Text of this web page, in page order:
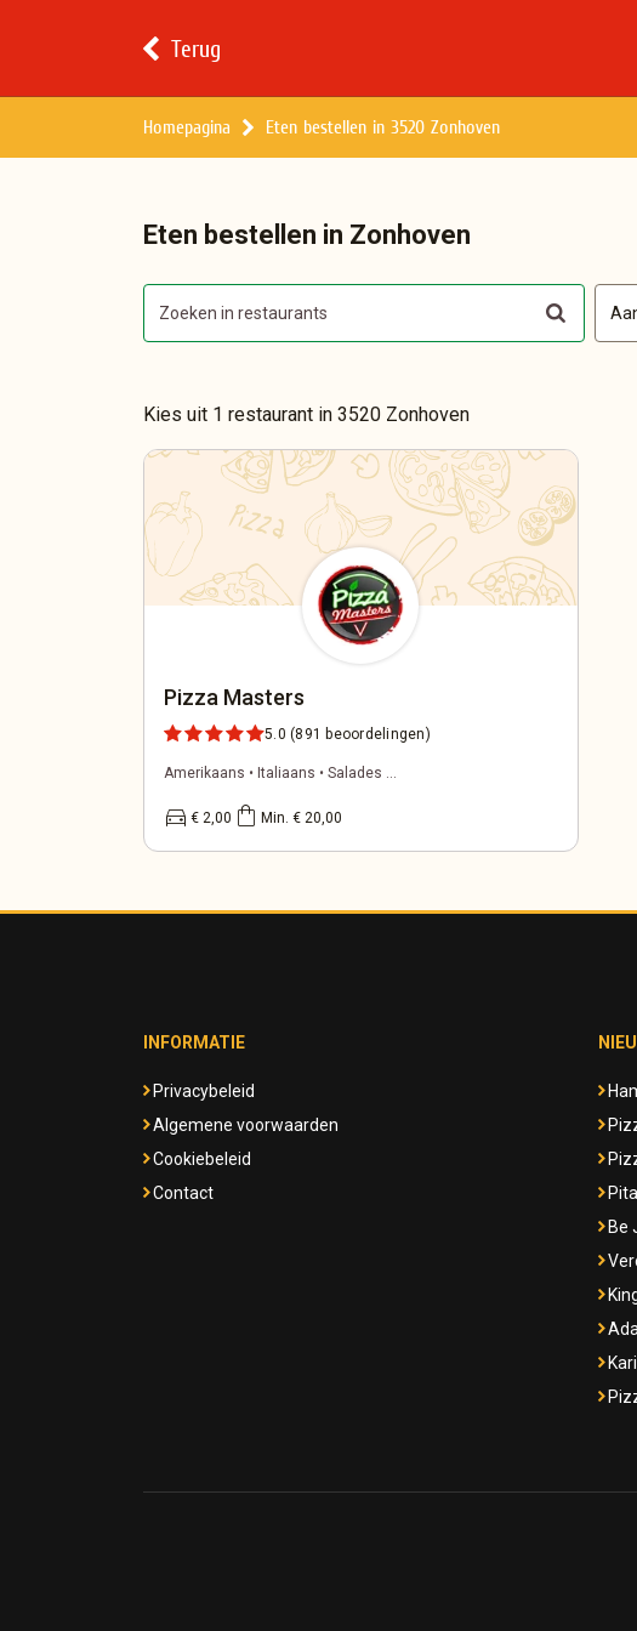
Terug
Homepagina Eten bestellen in 3520 Zonhoven
Eten bestellen in Zonhoven
Kies uit 1 restaurant in 3520 Zonhoven
Pizza Masters
5.0 (891 beoordelingen)
Amerikaans • Italiaans • Salades ...
directions_car € 2,00 shopping_bag Min. € 20,00
INFORMATIE
Privacybeleid
Algemene voorwaarden
Cookiebeleid
Contact
Be